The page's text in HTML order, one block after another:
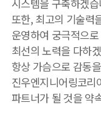
시스템을 구축하겠
또한, 최고의 기술력
운영하여 궁극적으
최선의 노력을 다하
항상 가슴으로 감동
진우엔지니어링코리
파트너가 될 것을 약